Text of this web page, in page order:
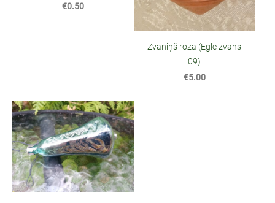
€0.50
Zvaniņš rozā (Egle zvans
09)
€5.00